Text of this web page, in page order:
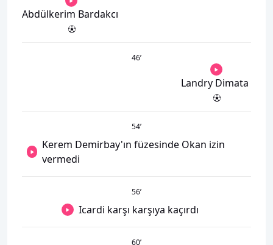
Abdülkerim Bardakcı
46’
Landry Dimata
54’
Kerem Demirbay'ın füzesinde Okan izin
vermedi
56’
Icardi karşı karşıya kaçırdı
60’